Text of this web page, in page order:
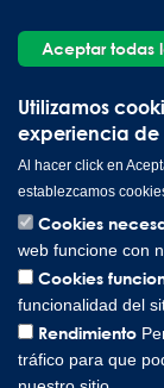
Utilizamos
experiencia de
Al hacer click en
establezcamos
Cookies
web funcione con
Cookies
funcionalidad del
Rendimiento
tráfico para que
Aceptar todas
Industrial Kalos